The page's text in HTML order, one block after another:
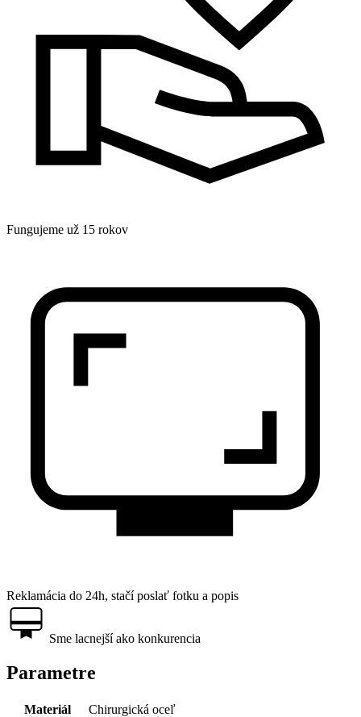
Fungujeme už 15 rokov
Reklamácia do 24h, stačí poslať fotku a popis
Sme lacnejší ako konkurencia
Parametre
Materiál
Chirurgická oceľ